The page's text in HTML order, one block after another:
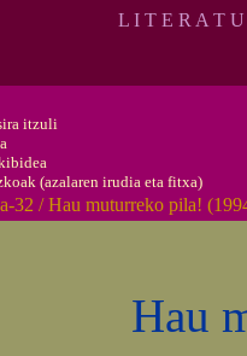
L I T E R A T
itzuli
(azalaren irudia eta fitxa)
32 / Hau muturreko pila!
Hau